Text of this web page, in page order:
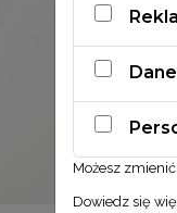
Możesz
Dowiedz się